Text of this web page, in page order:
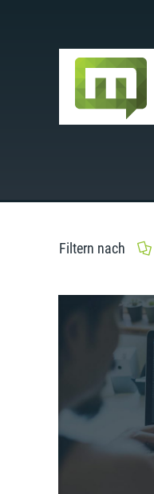
Filtern nach